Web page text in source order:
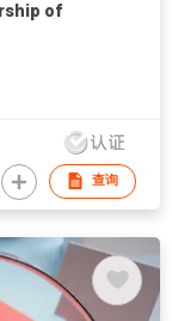
of
查询